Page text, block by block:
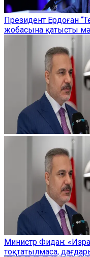
Президент Ердоған
жобасына қатысты
Министр Фидан:
тоқтатылмаса,